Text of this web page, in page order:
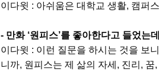
이다윗 : 아쉬움은 대학교 생활, 캠퍼
- 만화 ‘원피스’를 좋아한다고 들었는
이다윗 : 이런 질문을 하시는 것을 보
니까, 원피스는 제 삶의 자세 , 진리 , 꿈,